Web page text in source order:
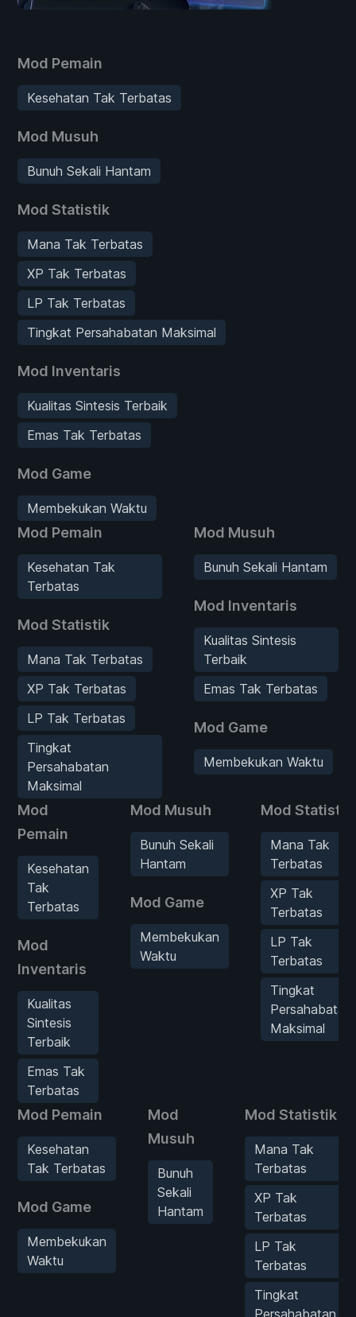
Mod Pemain
Kesehatan Tak Terbatas
Mod Musuh
Bunuh Sekali Hantam
Mod Statistik
Mana Tak Terbatas
XP Tak Terbatas
LP Tak Terbatas
Tingkat Persahabatan Maksimal
Mod Inventaris
Kualitas Sintesis Terbaik
Emas Tak Terbatas
Mod Game
Membekukan Waktu
Mod Pemain
Kesehatan Tak
Terbatas
Mod Statistik
Mana Tak Terbatas
XP Tak Terbatas
LP Tak Terbatas
Tingkat
Persahabatan
Maksimal
Mod Musuh
Bunuh Sekali Hantam
Mod Inventaris
Kualitas Sintesis
Terbaik
Emas Tak Terbatas
Mod Game
Membekukan Waktu
Mod
Pemain
Kesehatan
Tak
Terbatas
Mod
Inventaris
Kualitas
Sintesis
Terbaik
Emas Tak
Terbatas
Mod Musuh
Bunuh Sekali
Hantam
Mod Game
Membekukan
Waktu
Mod Statistik
Mana Tak
Terbatas
XP Tak
Terbatas
LP Tak
Terbatas
Tingkat
Persahabatan
Maksimal
Mod Pemain
Kesehatan
Tak Terbatas
Mod Game
Membekukan
Waktu
Mod
Musuh
Bunuh
Sekali
Hantam
Mod Statistik
Mana Tak
Terbatas
XP Tak
Terbatas
LP Tak
Terbatas
Tingkat
Persahabatan